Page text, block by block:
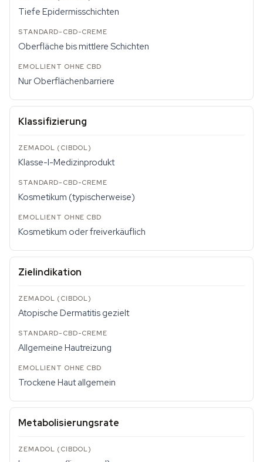
Tiefe Epidermisschichten
Oberfläche bis mittlere Schichten
Nur Oberflächenbarriere
Klassifizierung
Klasse-I-Medizinprodukt
Kosmetikum (typischerweise)
Kosmetikum oder freiverkäuflich
Zielindikation
Atopische Dermatitis gezielt
Allgemeine Hautreizung
Trockene Haut allgemein
Metabolisierungsrate